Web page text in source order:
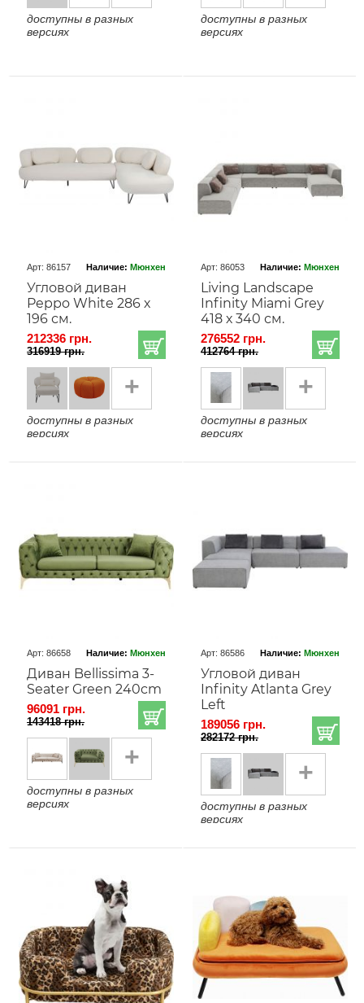
доступны в разных
версиях
доступны в разных
версиях
Арт: 86157 Наличие: Мюнхен
Угловой диван
Peppo White 286 х
196 см.
212336 грн.
316919 грн.
+
доступны в разных
версиях
Арт: 86053 Наличие: Мюнхен
Living Landscape
Infinity Miami Grey
418 х 340 см.
276552 грн.
412764 грн.
+
доступны в разных
версиях
Арт: 86658 Наличие: Мюнхен
Диван Bellissima 3-
Seater Green 240cm
96091 грн.
143418 грн.
+
доступны в разных
версиях
Арт: 86586 Наличие: Мюнхен
Угловой диван
Infinity Atlanta Grey
Left
189056 грн.
282172 грн.
+
доступны в разных
версиях